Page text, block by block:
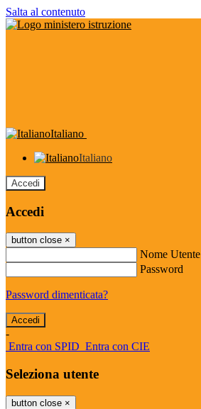
Salta al contenuto
Italiano
Italiano
Accedi
Accedi
button close ×
Nome Utente
Password
Password dimenticata?
-
Entra con SPID Entra con CIE
Seleziona utente
button close ×